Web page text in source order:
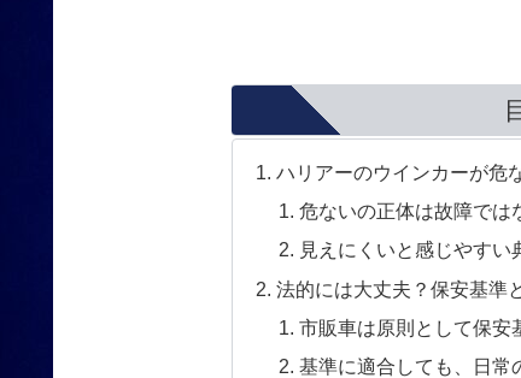
ハリアーのウインカーが危
危ないの正体は故障では
見えにくいと感じやすい
法的には大丈夫？保安基準
市販車は原則として保安
基準に適合しても、日常